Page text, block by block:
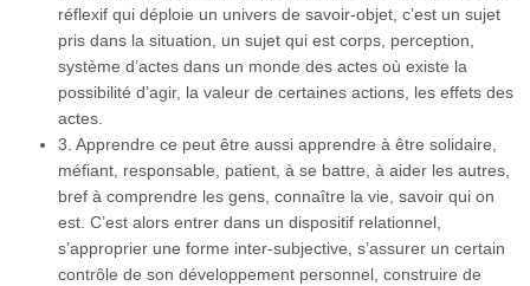
réflexif qui déploie un univers de savoir-objet, c’est un sujet
pris dans la situation, un sujet qui est corps, perception,
système d’actes dans un monde des actes où existe la
possibilité d’agir, la valeur de certaines actions, les effets des
actes.
3. Apprendre ce peut être aussi apprendre à être solidaire,
méfiant, responsable, patient, à se battre, à aider les autres,
bref à comprendre les gens, connaître la vie, savoir qui on
est. C’est alors entrer dans un dispositif relationnel,
s’approprier une forme inter-subjective, s’assurer un certain
contrôle de son développement personnel, construire de